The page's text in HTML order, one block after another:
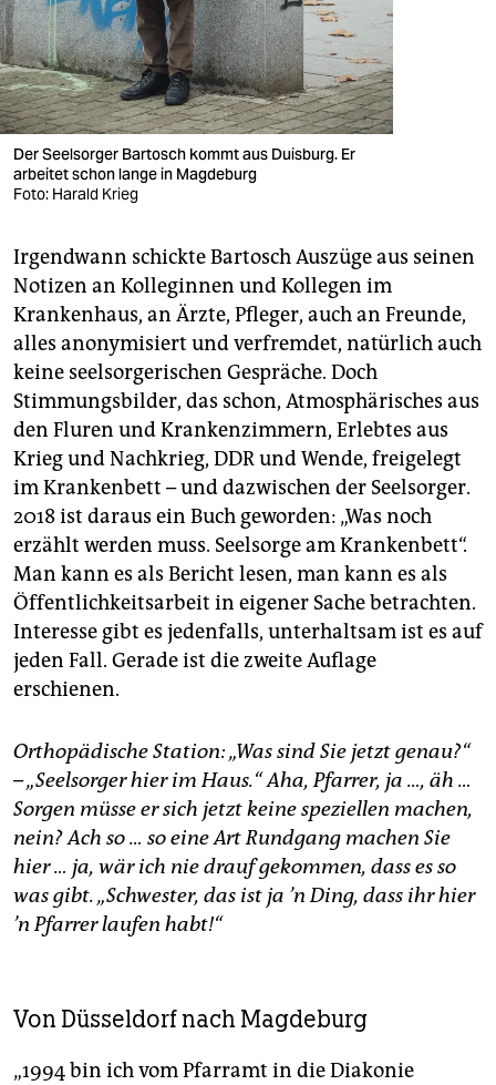
Der Seelsorger Bartosch kommt aus Duisburg. Er
arbeitet schon lange in Magdeburg
Foto: Harald Krieg
Irgendwann schickte Bartosch Auszüge aus seinen
Notizen an Kolleginnen und Kollegen im
Krankenhaus, an Ärzte, Pfleger, auch an Freunde,
alles anonymisiert und verfremdet, natürlich auch
keine seelsorgerischen Gespräche. Doch
Stimmungsbilder, das schon, Atmosphärisches aus
den Fluren und Krankenzimmern, Erlebtes aus
Krieg und Nachkrieg, DDR und Wende, freigelegt
im Krankenbett – und dazwischen der Seelsorger.
2018 ist daraus ein Buch geworden: „Was noch
erzählt werden muss. Seelsorge am Krankenbett“.
Man kann es als Bericht lesen, man kann es als
Öffentlichkeitsarbeit in eigener Sache betrachten.
Interesse gibt es jedenfalls, unterhaltsam ist es auf
jeden Fall. Gerade ist die zweite Auflage
erschienen.
Orthopädische Station: „Was sind Sie jetzt genau?“
– „Seelsorger hier im Haus.“ Aha, Pfarrer, ja …, äh …
Sorgen müsse er sich jetzt keine speziellen machen,
nein? Ach so … so eine Art Rundgang machen Sie
hier … ja, wär ich nie drauf gekommen, dass es so
was gibt. „Schwester, das ist ja ’n Ding, dass ihr hier
’n Pfarrer laufen habt!“
Von Düsseldorf nach Magdeburg
„1994 bin ich vom Pfarramt in die Diakonie